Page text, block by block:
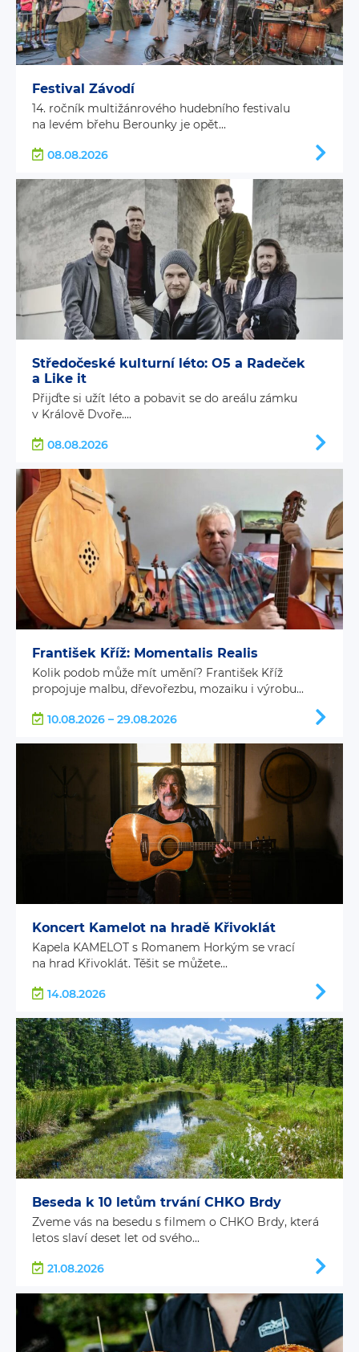
Festival Závodí
14. ročník multižánrového hudebního festivalu
na levém břehu Berounky je opět...
08.08.2026
Středočeské kulturní léto: O5 a Radeček
a Like it
Přijďte si užít léto a pobavit se do areálu zámku
v Králově Dvoře....
08.08.2026
František Kříž: Momentalis Realis
Kolik podob může mít umění? František Kříž
propojuje malbu, dřevořezbu, mozaiku i výrobu...
10.08.2026 – 29.08.2026
Koncert Kamelot na hradě Křivoklát
Kapela KAMELOT s Romanem Horkým se vrací
na hrad Křivoklát. Těšit se můžete...
14.08.2026
Beseda k 10 letům trvání CHKO Brdy
Zveme vás na besedu s filmem o CHKO Brdy, která
letos slaví deset let od svého...
21.08.2026